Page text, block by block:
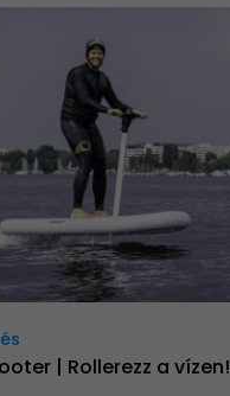
| Rollerezz a vízen!